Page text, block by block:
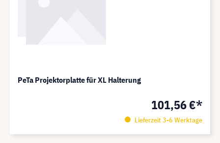
PeTa Projektorplatte für XL Halterung
101,56 €*
Lieferzeit 3-6 Werktage